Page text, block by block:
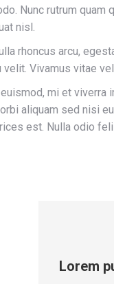
Nunc rutrum quam
nisl.
rhoncus arcu,
Vivamus vitae
mi et viverra
aliquam sed nisi
est. Nulla odio
Lorem